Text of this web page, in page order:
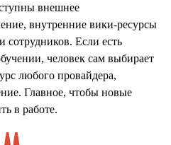
внешнее
внутренние вики-ресурсы
сотрудников. Если есть
человек сам выбирает
любого провайдера,
Главное, чтобы новые
в работе.